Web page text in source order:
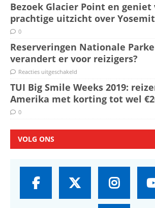
Bezoek Glacier Point en
prachtige uitzicht over
0
Reserveringen Nationale
verandert er voor reizigers?
Reacties uitgeschakeld
TUI Big Smile Weeks 2019:
Amerika met korting tot wel
0
VOLG ONS